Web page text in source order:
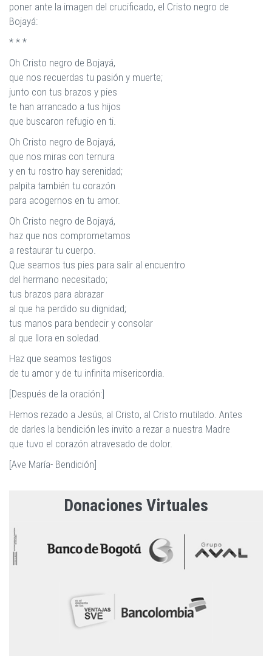
poner ante la imagen del crucificado, el Cristo negro de
Bojayá:
* * *
Oh Cristo negro de Bojayá,
que nos recuerdas tu pasión y muerte;
junto con tus brazos y pies
te han arrancado a tus hijos
que buscaron refugio en ti.
Oh Cristo negro de Bojayá,
que nos miras con ternura
y en tu rostro hay serenidad;
palpita también tu corazón
para acogernos en tu amor.
Oh Cristo negro de Bojayá,
haz que nos comprometamos
a restaurar tu cuerpo.
Que seamos tus pies para salir al encuentro
del hermano necesitado;
tus brazos para abrazar
al que ha perdido su dignidad;
tus manos para bendecir y consolar
al que llora en soledad.
Haz que seamos testigos
de tu amor y de tu infinita misericordia.
[Después de la oración:]
Hemos rezado a Jesús, al Cristo, al Cristo mutilado. Antes
de darles la bendición les invito a rezar a nuestra Madre
que tuvo el corazón atravesado de dolor.
[Ave María- Bendición]
Donaciones Virtuales